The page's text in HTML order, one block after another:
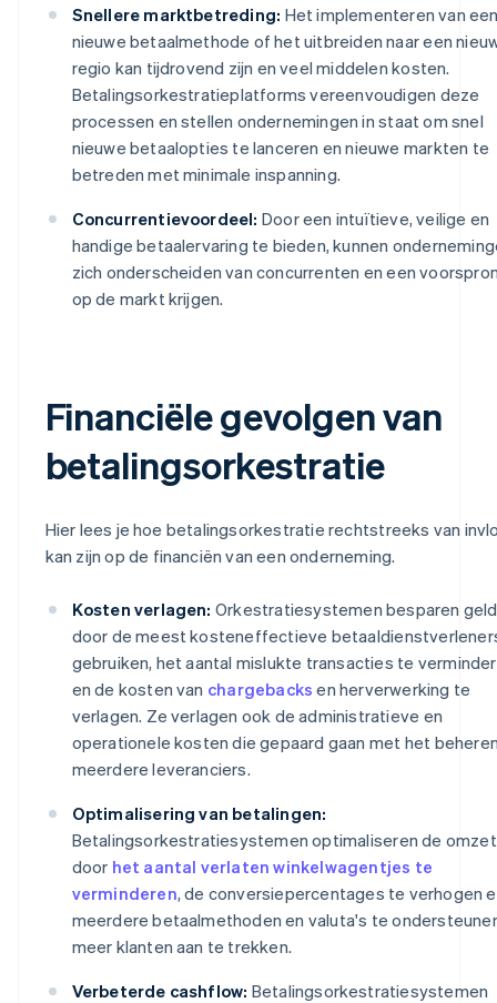
Snellere marktbetreding: Het implementeren van
nieuwe betaalmethode of het uitbreiden naar een
regio kan tijdrovend zijn en veel middelen kosten.
Betalingsorkestratieplatforms vereenvoudigen deze
processen en stellen ondernemingen in staat om snel
nieuwe betaalopties te lanceren en nieuwe markten te
betreden met minimale inspanning.
Concurrentievoordeel: Door een intuïtieve, veilige en
handige betaalervaring te bieden, kunnen
zich onderscheiden van concurrenten en een
op de markt krijgen.
Financiële gevolgen van
betalingsorkestratie
Hier lees je hoe betalingsorkestratie rechtstreeks van
kan zijn op de financiën van een onderneming.
Kosten verlagen: Orkestratiesystemen besparen geld
door de meest kosteneffectieve
gebruiken, het aantal mislukte transacties te
en de kosten van chargebacks en herverwerking te
verlagen. Ze verlagen ook de administratieve en
operationele kosten die gepaard gaan met het
meerdere leveranciers.
Optimalisering van betalingen:
Betalingsorkestratiesystemen optimaliseren de omzet
door het aantal verlaten winkelwagentjes te
verminderen, de conversiepercentages te verhogen
meerdere betaalmethoden en valuta's te
meer klanten aan te trekken.
Verbeterde cashflow: Betalingsorkestratiesystemen